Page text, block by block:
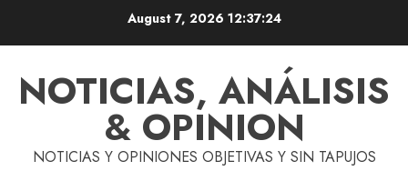
August 7, 2026 12:37:24
NOTICIAS, ANÁLISIS
& OPINION
NOTICIAS Y OPINIONES OBJETIVAS Y SIN TAPUJOS